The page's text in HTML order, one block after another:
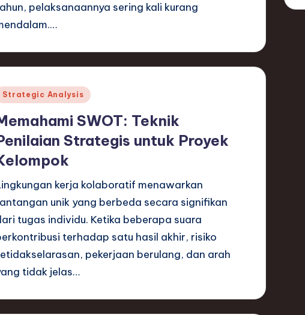
pelaksanaannya sering kali kurang
Strategic Analysis
SWOT: Teknik
Strategis untuk Proyek
kerja kolaboratif menawarkan
unik yang berbeda secara signifikan
tugas individu. Ketika beberapa suara
terhadap satu hasil akhir, risiko
pekerjaan berulang, dan arah
tidak jelas…